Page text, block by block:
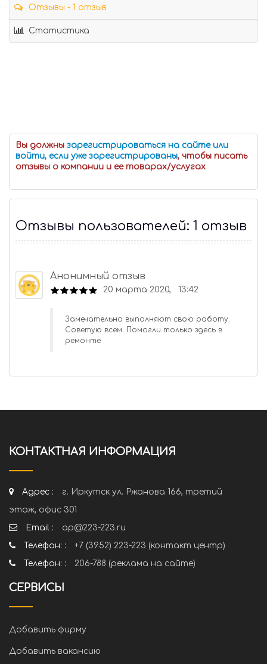
Отзывы - 1 отзыв
Статистика
Вы должны зарегистрироваться на сайте или
войти, если уже зарегистрированы, чтобы писать
отзывы о компании и ее товарах/услугах
Отзывы пользователей: 1 отзыв
Анонимный отзыв
20 марта 2020, 13:42
Замечательно выполняют свою работу.
Советую всем. Помогли только здесь в
ремонте
КОНТАКТНАЯ ИНФОРМАЦИЯ
Адрес :
г. Иркутск ул. Ржанова 166, третий
этаж, офис 301
Email :
ap@223-223.ru
Телефон: :
+7 (3952) 223-223 (контакт центр)
Телефон: :
206-788 (реклама на сайте)
СЕРВИСЫ
Добавить фирму
Добавить вакансию